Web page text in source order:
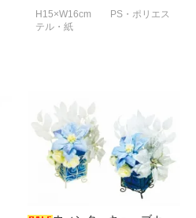
H15×W16cm PS・ポリエス
テル・紙